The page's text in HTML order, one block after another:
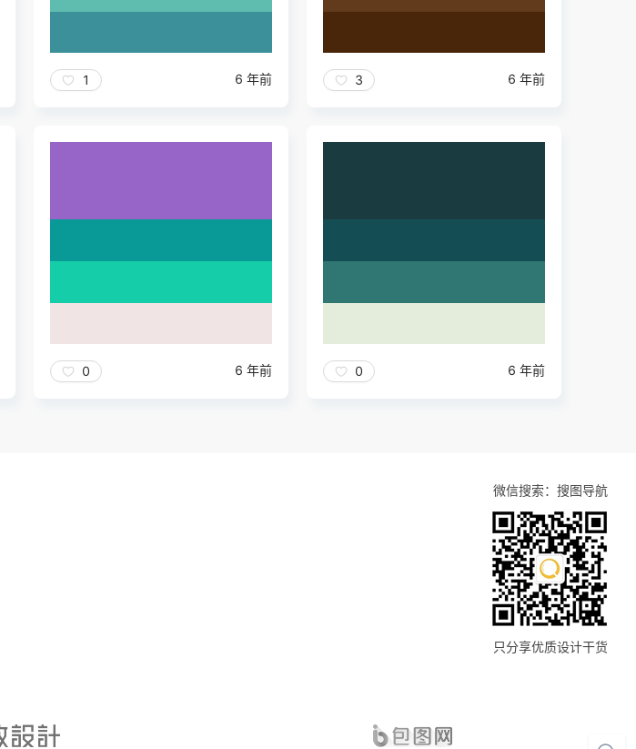
1 6 年前 3 6 年前
0 6 年前 0 6 年前
微信搜索：搜图导航
只分享优质设计干货